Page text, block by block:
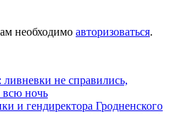
необходимо авторизоваться.
ливневки не справились,
всю ночь
и гендиректора Гродненского